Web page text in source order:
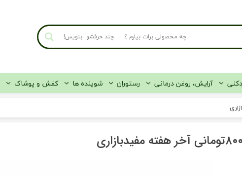
آرایش، روغن درمانی رستوران شوینده ها کفش و پوشاک